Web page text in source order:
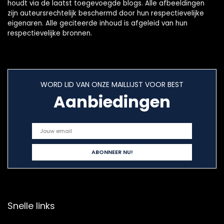
houdt via de laatst toegevoegde blogs. Alle afbeeldingen
zijn auteursrechtelijk beschermd door hun respectievelijke
eigenaren. Alle geciteerde inhoud is afgeleid van hun
respectievelijke bronnen.
WORD LID VAN ONZE MAILLIJST VOOR BEST
Aanbiedingen
Snelle links